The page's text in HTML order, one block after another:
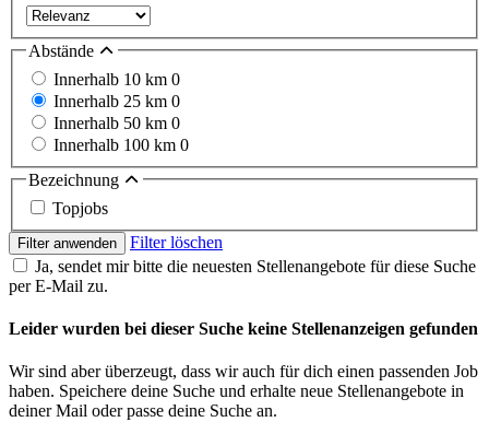
Abstände
Innerhalb 10 km 0
Innerhalb 25 km 0
Innerhalb 50 km 0
Innerhalb 100 km 0
Bezeichnung
Topjobs
Filter anwenden
Filter löschen
Ja, sendet mir bitte die neuesten Stellenangebote für diese Suche
per E-Mail zu.
Leider wurden bei dieser Suche keine Stellenanzeigen gefunden
Wir sind aber überzeugt, dass wir auch für dich einen passenden Job
haben. Speichere deine Suche und erhalte neue Stellenangebote in
deiner Mail oder passe deine Suche an.